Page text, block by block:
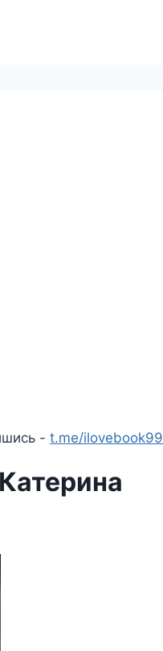
- t.me/ilovebook99